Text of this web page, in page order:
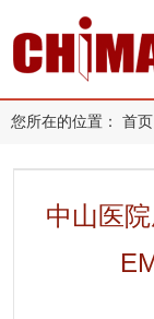
您所在的位置： 首页
中山医